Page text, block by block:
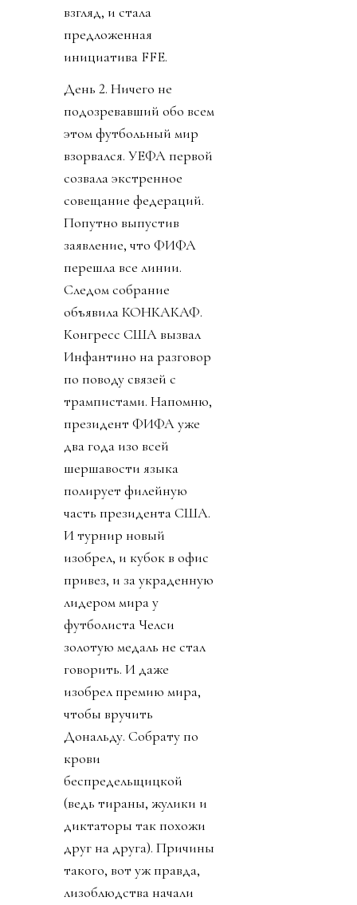
взгляд, и стала
предложенная
инициатива FFE.
День 2. Ничего не
подозревавший обо всем
этом футбольный мир
взорвался. УЕФА первой
созвала экстренное
совещание федераций.
Попутно выпустив
заявление, что ФИФА
перешла все линии.
Следом собрание
объявила КОНКАКАФ.
Конгресс США вызвал
Инфантино на разговор
по поводу связей с
трампистами. Напомню,
президент ФИФА уже
два года изо всей
шершавости языка
полирует филейную
часть президента США.
И турнир новый
изобрел, и кубок в офис
привез, и за украденную
лидером мира у
футболиста Челси
золотую медаль не стал
говорить. И даже
изобрел премию мира,
чтобы вручить
Дональду. Собрату по
крови
беспредельщицкой
(ведь тираны, жулики и
диктаторы так похожи
друг на друга). Причины
такого, вот уж правда,
лизоблюдства начали